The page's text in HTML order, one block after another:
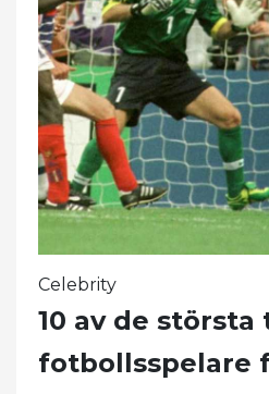
Celebrity
10 av de största
fotbollsspelare